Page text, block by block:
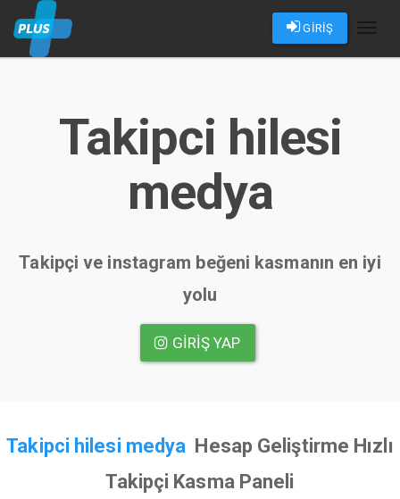
GİRİŞ
Takipci hilesi
medya
Takipçi ve instagram beğeni kasmanın en iyi
yolu
GIRIŞ YAP
Takipci hilesi medya Hesap Geliştirme Hızlı
Takipçi Kasma Paneli